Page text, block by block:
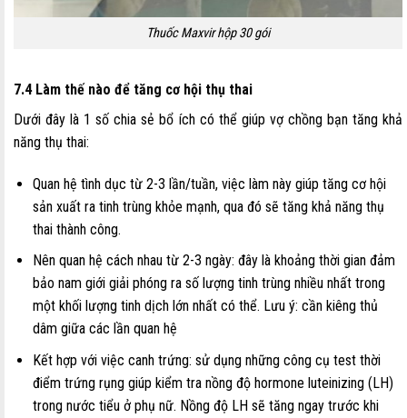
Thuốc Maxvir hộp 30 gói
7.4 Làm thế nào để tăng cơ hội thụ thai
Dưới đây là 1 số chia sẻ bổ ích có thể giúp vợ chồng bạn tăng khả
năng thụ thai:
Quan hệ tình dục từ 2-3 lần/tuần, việc làm này giúp tăng cơ hội
sản xuất ra tinh trùng khỏe mạnh, qua đó sẽ tăng khả năng thụ
thai thành công.
Nên quan hệ cách nhau từ 2-3 ngày: đây là khoảng thời gian đảm
bảo nam giới giải phóng ra số lượng tinh trùng nhiều nhất trong
một khối lượng tinh dịch lớn nhất có thể. Lưu ý: cần kiêng thủ
dâm giữa các lần quan hệ
Kết hợp với việc canh trứng: sử dụng những công cụ test thời
điểm trứng rụng giúp kiểm tra nồng độ hormone luteinizing (LH)
trong nước tiểu ở phụ nữ. Nồng độ LH sẽ tăng ngay trước khi